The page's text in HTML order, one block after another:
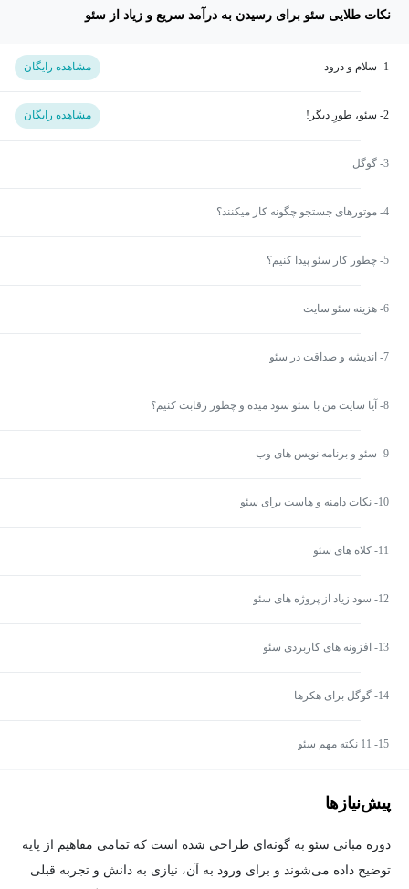
نکات طلایی سئو برای رسیدن به درآمد سریع و زیاد از سئو
مشاهده رایگان
مشاهده رایگان
پیش‌نیاز‌ها
دوره‌ مبانی سئو به گونه‌ای طراحی شده است که تمامی مفاهیم از پایه
توضیح داده می‌شوند و برای ورود به آن، نیازی به دانش و تجربه قبلی